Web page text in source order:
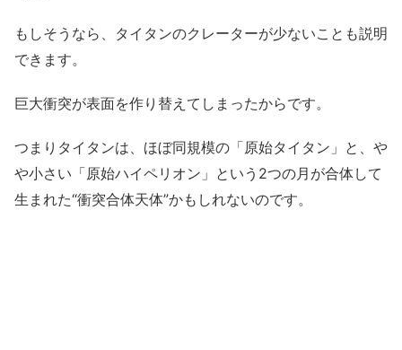
もしそうなら、タイタンのクレーターが少ないことも説明
できます。
巨大衝突が表面を作り替えてしまったからです。
つまりタイタンは、ほぼ同規模の「原始タイタン」と、や
や小さい「原始ハイペリオン」という2つの月が合体して
生まれた“衝突合体天体”かもしれないのです。